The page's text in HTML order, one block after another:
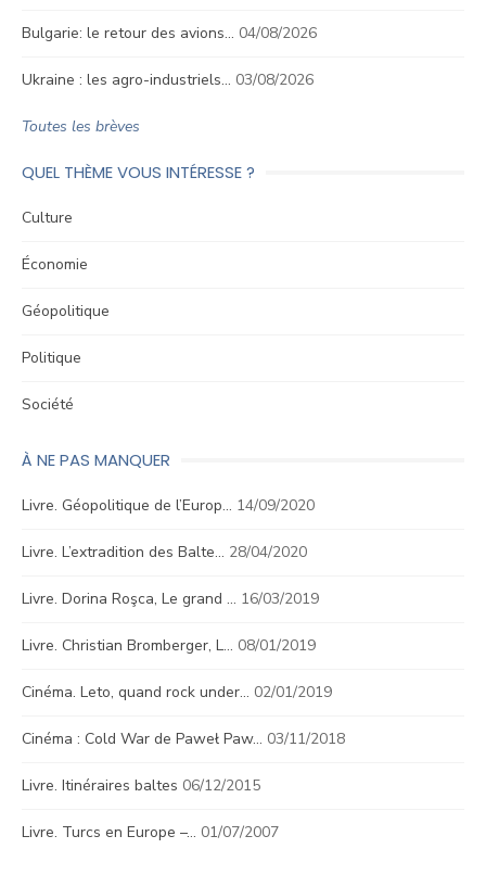
Bulgarie: le retour des avions… 04/08/2026
Ukraine : les agro-industriels… 03/08/2026
Toutes les brèves
QUEL THÈME VOUS INTÉRESSE ?
Culture
Économie
Géopolitique
Politique
Société
À NE PAS MANQUER
Livre. Géopolitique de l’Europ… 14/09/2020
Livre. L’extradition des Balte… 28/04/2020
Livre. Dorina Roşca, Le grand … 16/03/2019
Livre. Christian Bromberger, L… 08/01/2019
Cinéma. Leto, quand rock under… 02/01/2019
Cinéma : Cold War de Paweł Paw… 03/11/2018
Livre. Itinéraires baltes 06/12/2015
Livre. Turcs en Europe –… 01/07/2007